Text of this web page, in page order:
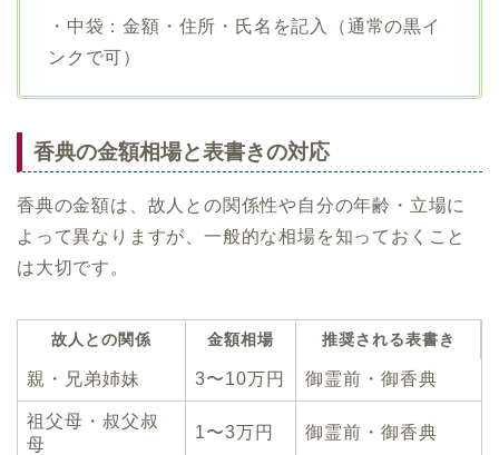
・中袋：金額・住所・氏名を記入（通常の黒イ
ンクで可）
香典の金額相場と表書きの対応
香典の金額は、故人との関係性や自分の年齢・立場に
よって異なりますが、一般的な相場を知っておくこと
は大切です。
故人との関係 金額相場 推奨される表書き
親・兄弟姉妹 3〜10万円 御霊前・御香典
祖父母・叔父叔
母
1〜3万円 御霊前・御香典